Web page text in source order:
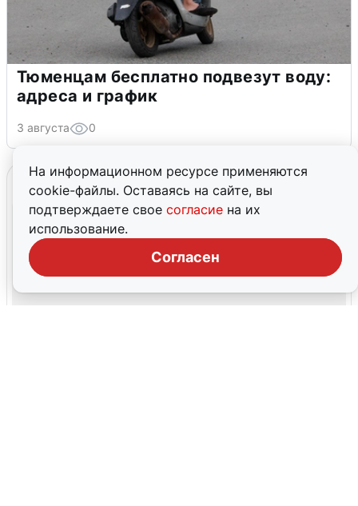
На информационном ресурсе применяются
cookie-файлы. Оставаясь на сайте, вы
подтверждаете свое согласие на их
использование.
Согласен
Тюменцам бесплатно подвезут воду:
адреса и график
3 августа 0